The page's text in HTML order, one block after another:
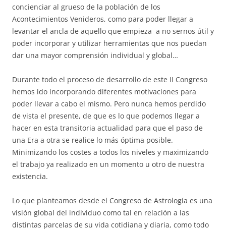
concienciar al grueso de la población de los
Acontecimientos Venideros, como para poder llegar a
levantar el ancla de aquello que empieza a no sernos útil y
poder incorporar y utilizar herramientas que nos puedan
dar una mayor comprensión individual y global…
Durante todo el proceso de desarrollo de este II Congreso
hemos ido incorporando diferentes motivaciones para
poder llevar a cabo el mismo. Pero nunca hemos perdido
de vista el presente, de que es lo que podemos llegar a
hacer en esta transitoria actualidad para que el paso de
una Era a otra se realice lo más óptima posible.
Minimizando los costes a todos los niveles y maximizando
el trabajo ya realizado en un momento u otro de nuestra
existencia.
Lo que planteamos desde el Congreso de Astrología es una
visión global del individuo como tal en relación a las
distintas parcelas de su vida cotidiana y diaria, como todo